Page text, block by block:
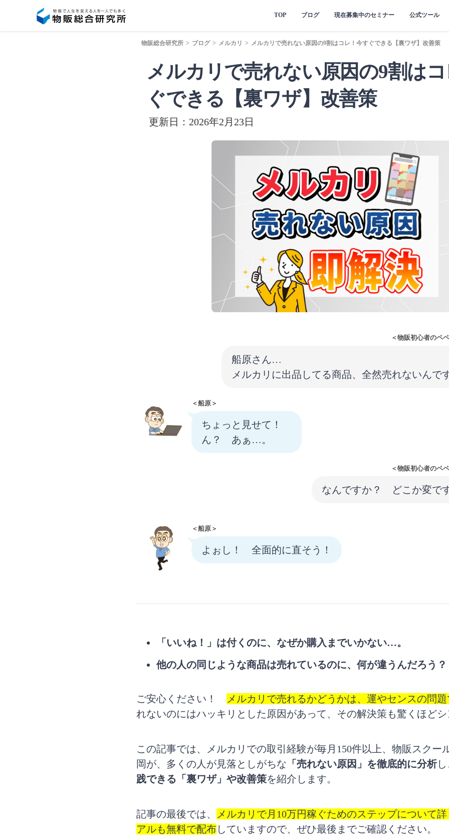
TOP ブログ 現在募集中のセミナー 公式ツール
物販総合研究所 > ブログ > メルカリ > メルカリで売れない原因の9割はコレ！今すぐできる【裏ワザ】改善策
メルカリで売れない原因の9割は
ぐできる【裏ワザ】改善策
更新日：2026年2月23日
＜物販初心者のペ
船原さん…
メルカリに出品してる商品、全然売れないんで
＜船原＞
ちょっと見せて！
ん？ あぁ…。
＜物販初心者のペ
なんですか？ どこか変で
＜船原＞
よぉし！ 全面的に直そう！
「いいね！」は付くのに、なぜか購入までいかない…。
他の人の同じような商品は売れているのに、何が違うんだろう？
ご安心ください！
メルカリで売れるかどうかは、運やセンスの問
れないのにはハッキリとした原因があって、その解決策も驚くほど
この記事では、メルカリでの取引経験が毎月150件以上、物販スクー
岡が、多くの人が見落としがちな 「売れない原因」を徹底的に分析し
践できる「裏ワザ」や改善策を紹介します。
記事の最後では、
メルカリで月10万円稼ぐためのステップについて
アルも無料で配布していますので、ぜひ最後までご確認ください。